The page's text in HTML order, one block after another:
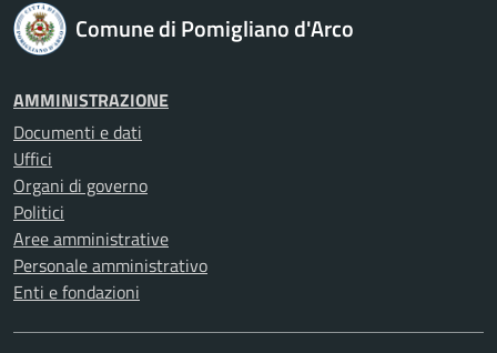
Comune di Pomigliano d'Arco
AMMINISTRAZIONE
Documenti e dati
Uffici
Organi di governo
Politici
Aree amministrative
Personale amministrativo
Enti e fondazioni